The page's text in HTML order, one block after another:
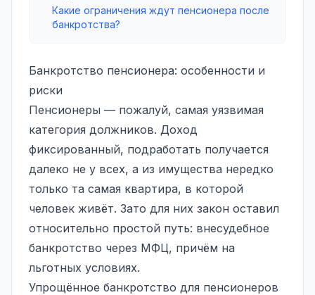
Какие ограничения ждут пенсионера после
банкротства?
Банкротство пенсионера: особенности и
риски
Пенсионеры — пожалуй, самая уязвимая
категория должников. Доход
фиксированный, подработать получается
далеко не у всех, а из имущества нередко
только та самая квартира, в которой
человек живёт. Зато для них закон оставил
относительно простой путь: внесудебное
банкротство через МФЦ, причём на
льготных условиях.
Упрощённое банкротство для пенсионеров